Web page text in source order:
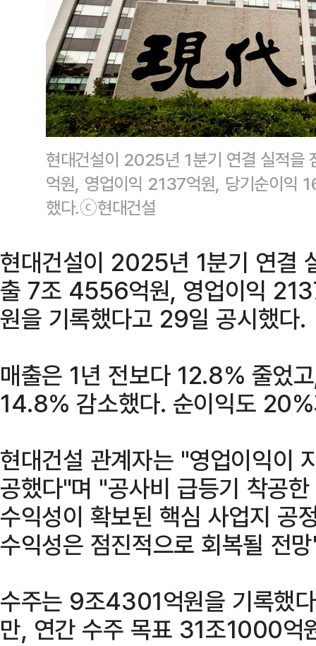
현대건설이 2025년 1분기 연결 실적
억원, 영업이익 2137억원, 당기순이익
했다.ⓒ현대건설
현대건설이 2025년 1분기 연결
출 7조 4556억원, 영업이익
원을 기록했다고 29일 공시했다.
매출은 1년 전보다 12.8% 줄었
14.8% 감소했다. 순이익도
현대건설 관계자는 "영업이익이
공했다"며 "공사비 급등기 착공
수익성이 확보된 핵심 사업지 공
수익성은 점진적으로 회복될 전
수주는 9조4301억원을 기록했
만, 연간 수주 목표 31조1000